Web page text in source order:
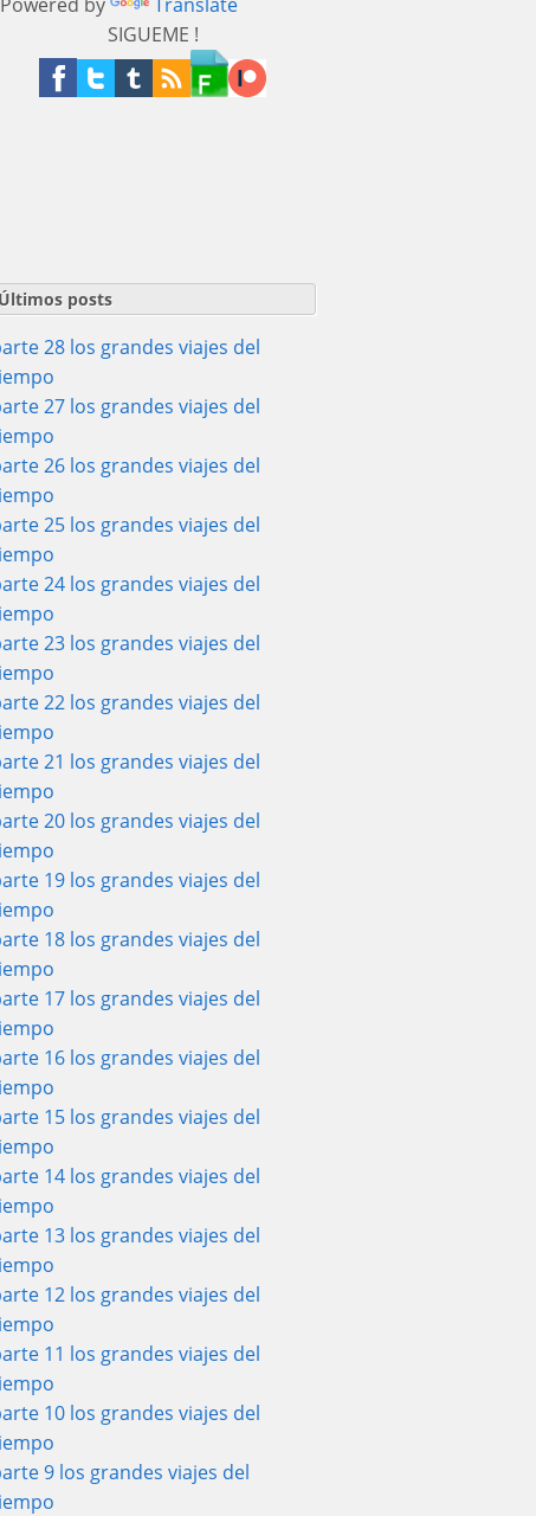
SIGUEME !
Últimos posts
28 los grandes viajes del
27 los grandes viajes del
26 los grandes viajes del
25 los grandes viajes del
24 los grandes viajes del
23 los grandes viajes del
22 los grandes viajes del
21 los grandes viajes del
20 los grandes viajes del
19 los grandes viajes del
18 los grandes viajes del
17 los grandes viajes del
16 los grandes viajes del
15 los grandes viajes del
14 los grandes viajes del
13 los grandes viajes del
12 los grandes viajes del
11 los grandes viajes del
10 los grandes viajes del
9 los grandes viajes del